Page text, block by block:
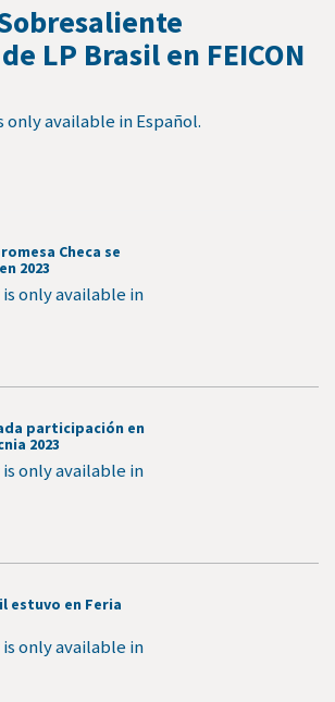
LP Brasil en FEICON
available in Español.
Checa se
2023
only available in
participación en
2023
only available in
estuvo en Feria
only available in